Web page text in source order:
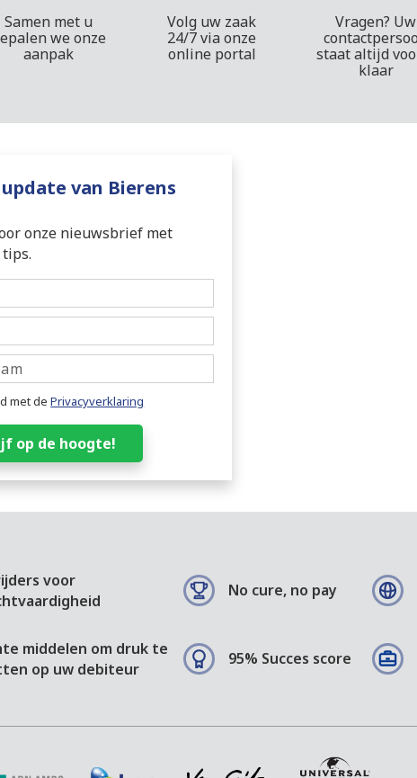
Samen met u
we onze
aanpak
Volg uw zaak
24/7 via onze
online portal
Vragen? Uw
staat altijd
klaar
van Bierens
onze nieuwsbrief met
met dePrivacyverklaring
op de hoogte!
voor
No cure, no pay
middelen om druk te
op uw debiteur
95% Succes score